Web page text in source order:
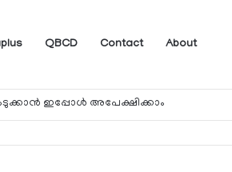
QBCD Contact About
വസ്തുക്കള്‍ നീക്കം ചെയ്യണം – വുഖൂദ്